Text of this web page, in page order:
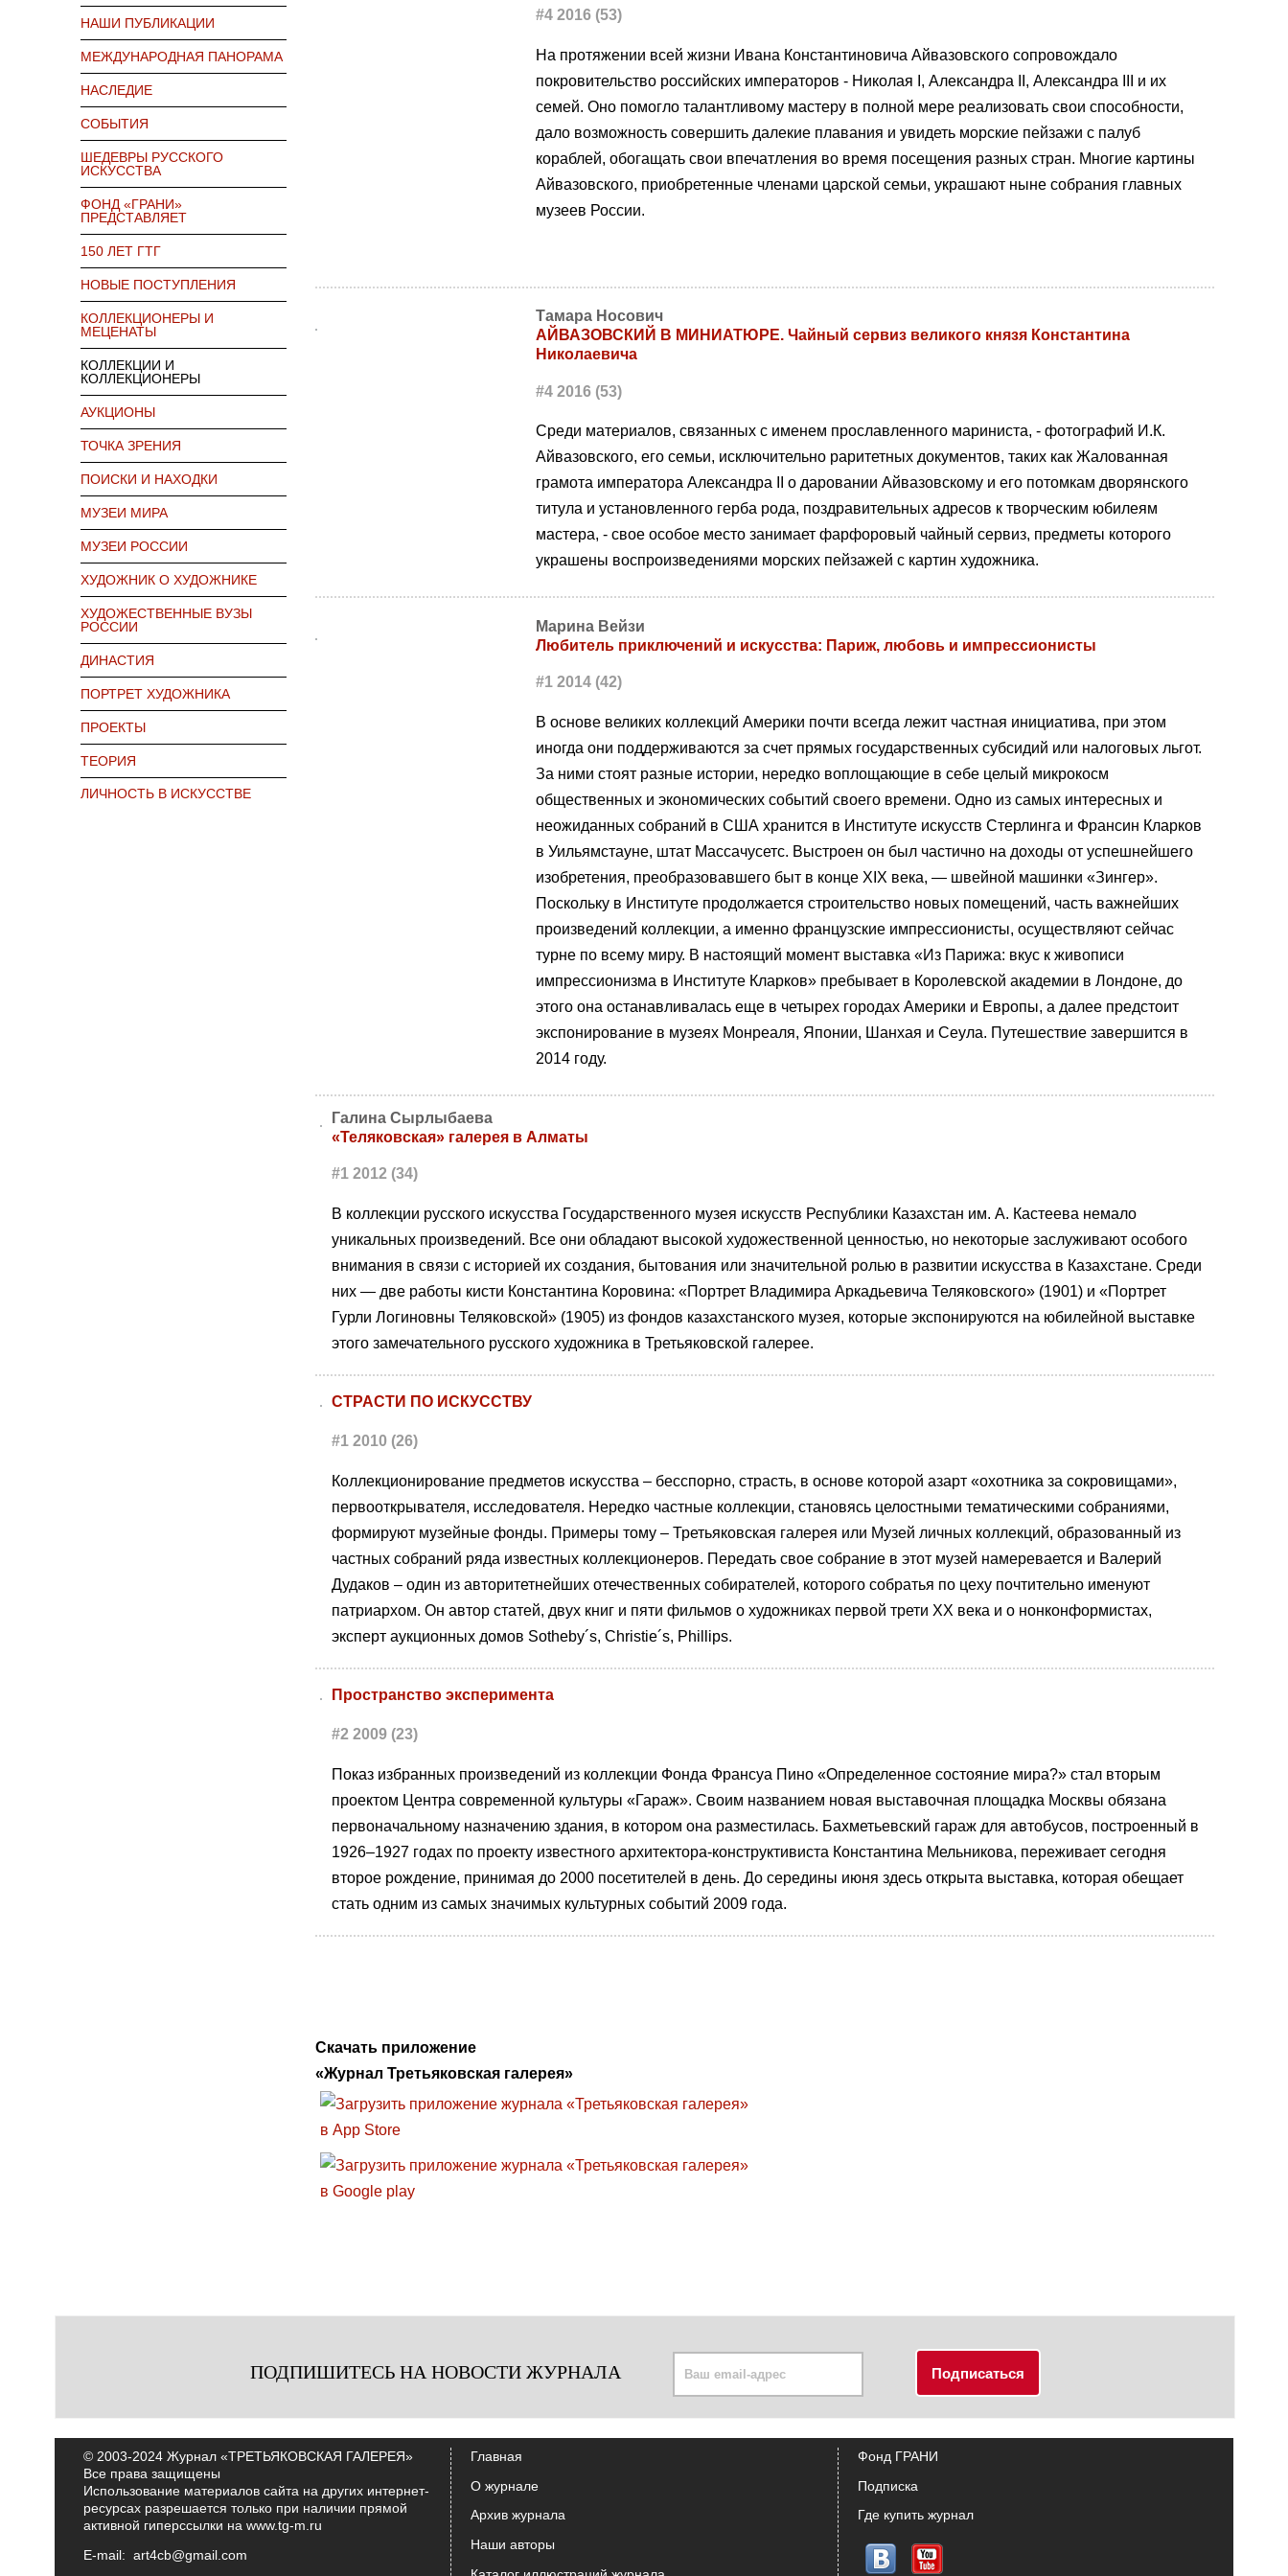
НАШИ ПУБЛИКАЦИИ
МЕЖДУНАРОДНАЯ ПАНОРАМА
НАСЛЕДИЕ
СОБЫТИЯ
ШЕДЕВРЫ РУССКОГО
ИСКУССТВА
ФОНД «ГРАНИ»
ПРЕДСТАВЛЯЕТ
150 ЛЕТ ГТГ
НОВЫЕ ПОСТУПЛЕНИЯ
КОЛЛЕКЦИОНЕРЫ И
МЕЦЕНАТЫ
КОЛЛЕКЦИИ И
КОЛЛЕКЦИОНЕРЫ
АУКЦИОНЫ
ТОЧКА ЗРЕНИЯ
ПОИСКИ И НАХОДКИ
МУЗЕИ МИРА
МУЗЕИ РОССИИ
ХУДОЖНИК О ХУДОЖНИКЕ
ХУДОЖЕСТВЕННЫЕ ВУЗЫ
РОССИИ
ДИНАСТИЯ
ПОРТРЕТ ХУДОЖНИКА
ПРОЕКТЫ
ТЕОРИЯ
ЛИЧНОСТЬ В ИСКУССТВЕ
#4 2016 (53)
На протяжении всей жизни Ивана Константиновича Айвазовского сопровождало
покровительство российских императоров - Николая I, Александра II, Александра III и их
семей. Оно помогло талантливому мастеру в полной мере реализовать свои способности,
дало возможность совершить далекие плавания и увидеть морские пейзажи с палуб
кораблей, обогащать свои впечатления во время посещения разных стран. Многие картины
Айвазовского, приобретенные членами царской семьи, украшают ныне собрания главных
музеев России.
Тамара Носович
АЙВАЗОВСКИЙ В МИНИАТЮРЕ. Чайный сервиз великого князя Константина
Николаевича
#4 2016 (53)
Среди материалов, связанных с именем прославленного мариниста, - фотографий И.К.
Айвазовского, его семьи, исключительно раритетных документов, таких как Жалованная
грамота императора Александра II о даровании Айвазовскому и его потомкам дворянского
титула и установленного герба рода, поздравительных адресов к творческим юбилеям
мастера, - свое особое место занимает фарфоровый чайный сервиз, предметы которого
украшены воспроизведениями морских пейзажей с картин художника.
Марина Вейзи
Любитель приключений и искусства: Париж, любовь и импрессионисты
#1 2014 (42)
В основе великих коллекций Америки почти всегда лежит частная инициатива, при этом
иногда они поддерживаются за счет прямых государственных субсидий или налоговых льгот.
За ними стоят разные истории, нередко воплощающие в себе целый микрокосм
общественных и экономических событий своего времени. Одно из самых интересных и
неожиданных собраний в США хранится в Институте искусств Стерлинга и Франсин Кларков
в Уильямстауне, штат Массачусетс. Выстроен он был частично на доходы от успешнейшего
изобретения, преобразовавшего быт в конце XIX века, — швейной машинки «Зингер».
Поскольку в Институте продолжается строительство новых помещений, часть важнейших
произведений коллекции, а именно французские импрессионисты, осуществляют сейчас
турне по всему миру. В настоящий момент выставка «Из Парижа: вкус к живописи
импрессионизма в Институте Кларков» пребывает в Королевской академии в Лондоне, до
этого она останавливалась еще в четырех городах Америки и Европы, а далее предстоит
экспонирование в музеях Монреаля, Японии, Шанхая и Сеула. Путешествие завершится в
2014 году.
Галина Сырлыбаева
«Теляковская» галерея в Алматы
#1 2012 (34)
В коллекции русского искусства Государственного музея искусств Республики Казахстан им. А. Кастеева немало
уникальных произведений. Все они обладают высокой художественной ценностью, но некоторые заслуживают особого
внимания в связи с историей их создания, бытования или значительной ролью в развитии искусства в Казахстане. Среди
них — две работы кисти Константина Коровина: «Портрет Владимира Аркадьевича Теляковского» (1901) и «Портрет
Гурли Логиновны Теляковской» (1905) из фондов казахстанского музея, которые экспонируются на юбилейной выставке
этого замечательного русского художника в Третьяковской галерее.
СТРАСТИ ПО ИСКУССТВУ
#1 2010 (26)
Коллекционирование предметов искусства – бесспорно, страсть, в основе которой азарт «охотника за сокровищами»,
первооткрывателя, исследователя. Нередко частные коллекции, становясь целостными тематическими собраниями,
формируют музейные фонды. Примеры тому – Третьяковская галерея или Музей личных коллекций, образованный из
частных собраний ряда известных коллекционеров. Передать свое собрание в этот музей намеревается и Валерий
Дудаков – один из авторитетнейших отечественных собирателей, которого собратья по цеху почтительно именуют
патриархом. Он автор статей, двух книг и пяти фильмов о художниках первой трети ХХ века и о нонконформистах,
эксперт аукционных домов Sotheby´s, Christie´s, Phillips.
Пространство эксперимента
#2 2009 (23)
Показ избранных произведений из коллекции Фонда Франсуа Пино «Определенное состояние мира?» стал вторым
проектом Центра современной культуры «Гараж». Своим названием новая выставочная площадка Москвы обязана
первоначальному назначению здания, в котором она разместилась. Бахметьевский гараж для автобусов, построенный в
1926–1927 годах по проекту известного архитектора-конструктивиста Константина Мельникова, переживает сегодня
второе рождение, принимая до 2000 посетителей в день. До середины июня здесь открыта выставка, которая обещает
стать одним из самых значимых культурных событий 2009 года.
Скачать приложение
«Журнал Третьяковская галерея»
ПОДПИШИТЕСЬ НА НОВОСТИ ЖУРНАЛА
© 2003-2024 Журнал «ТРЕТЬЯКОВСКАЯ ГАЛЕРЕЯ»
Все права защищены
Использование материалов сайта на других интернет-
ресурсах разрешается только при наличии прямой
активной гиперссылки на www.tg-m.ru
E-mail: art4cb@gmail.com
Главная
О журнале
Архив журнала
Наши авторы
Фонд ГРАНИ
Подписка
Где купить журнал